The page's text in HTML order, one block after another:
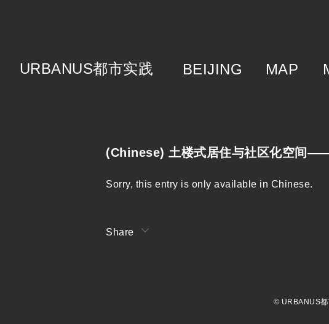
URBANUS都市实践 AboutBEIJING
BriefMAP
(Chinese) 土楼式居住与社区化空间
Sorry, this entry is only available in Chinese.
Share
© URBANUS都